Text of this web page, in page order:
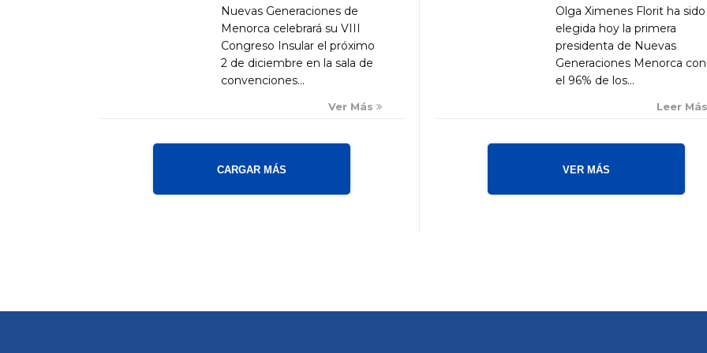
Nuevas Generaciones de
Menorca celebrará su VIII
Congreso Insular el próximo
2 de diciembre en la sala de
convenciones...
Ver Más
CARGAR MÁS
Olga Ximenes Florit ha sido
elegida hoy la primera
presidenta de Nuevas
Generaciones Menorca con
el 96% de los...
Leer
VER MÁS